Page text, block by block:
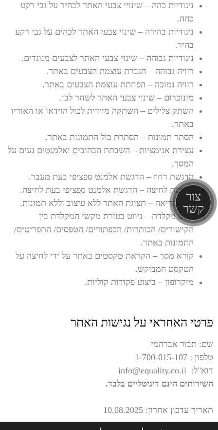
צור
קשר
ניגודיות כהה – שינויי צבעי האתר לבהיר על גבי רקע
כהה.
ניגודיות בהירה – שינוי צבעי האתר לכהים על גבי רקע
בהיר.
ניגודיות גבוהה – שינוי צבעי האתר לצבעים מנוגדים.
רוויה גבוהה – הגברת עוצמת הצבעים באתר.
רוויה נמוכה – הפחתת עוצמת הצבעים באתר.
מונוכרום – שינוי צבעי האתר לשחר לבן.
השתק צלילים – השתקה מיידית לכול הוידאו או האודיו
באתר.
הסתר תמונות – הסתרת כול התמונות באתר.
עצירת אנימציות – השבתת הבהובים ואלמנטים נעים על
המסך.
הדגשת רחף – הדגשת אלמנט ספציפי בעת מעבר.
הדגשת לחיצה – הדגשת אלמנט ספציפי בעת לחיצה.
מצב קריאה – תצוגת האתר ללא עיצוב וללא תמונות.
ניווט מקלדת – ניווט בעזרת מקשי המקלדת בין
הקישורים/ הכותרות/ הכפתורים/ הטפסים/ התפריטים/
התמונות באתר.
קורא מסך – הקראת טקסטים באתר על ידי לחיצה על
הטקסט המבוקש.
מיקרופון – ביצוע פקודות קוליות.
פרטי האחראי על נגישות האתר
שם: תבור אברהמי
טלפון : 1-700-015-107
דוא"ל: info@equality.co.il
השירותים הינם דיגיטליים בלבד.
תאריך עדכון אחרון: 10.08.2025